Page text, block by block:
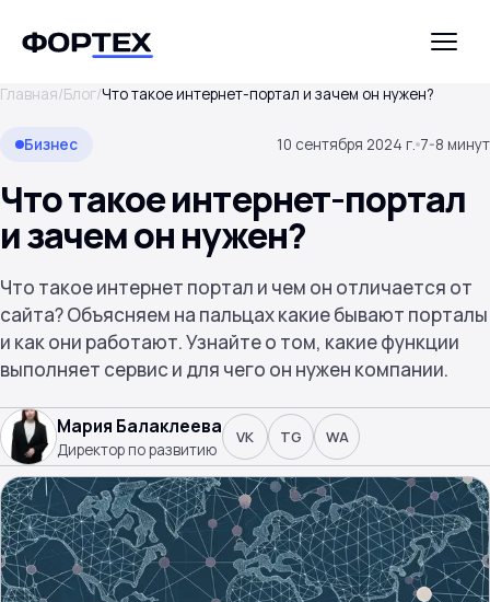
Главная/Блог/Что такое интернет-портал и зачем он нужен?
Бизнес 10 сентября 2024 г. 7-8 минут
Что такое интернет-портал
и зачем он нужен?
Что такое интернет портал и чем он отличается от
сайта? Объясняем на пальцах какие бывают порталы
и как они работают. Узнайте о том, какие функции
выполняет сервис и для чего он нужен компании.
Мария Балаклеева
Директор по развитию
VK TG WA